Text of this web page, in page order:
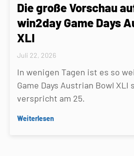
Die große Vorschau
win2day Game Days
XLI
Juli 22, 2026
In wenigen Tagen ist es so
Game Days Austrian Bowl
verspricht am 25.
Weiterlesen